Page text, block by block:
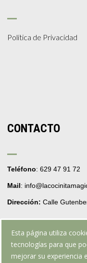
Política de Privacidad
CONTACTO
Teléfono: 629 47 91 72
Mail:
Dirección: Calle
Web realizada por
Esta página utiliza
tecnologías para que
mejorar su experiencia